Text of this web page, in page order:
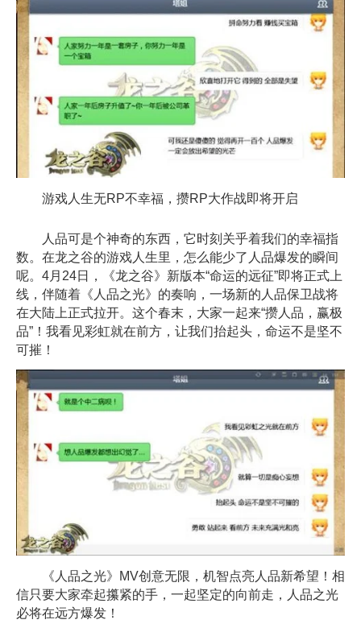
游戏人生无RP不幸福，攒RP大作战即将开启
人品可是个神奇的东西，它时刻关乎着我们的幸福指
数。在龙之谷的游戏人生里，怎么能少了人品爆发的瞬间
呢。4月24日，《龙之谷》新版本“命运的远征”即将正式上
线，伴随着《人品之光》的奏响，一场新的人品保卫战将
在大陆上正式拉开。这个春末，大家一起来“攒人品，赢极
品”！我看见彩虹就在前方，让我们抬起头，命运不是坚不
可摧！
《人品之光》MV创意无限，机智点亮人品新希望！相
信只要大家牵起攥紧的手，一起坚定的向前走，人品之光
必将在远方爆发！